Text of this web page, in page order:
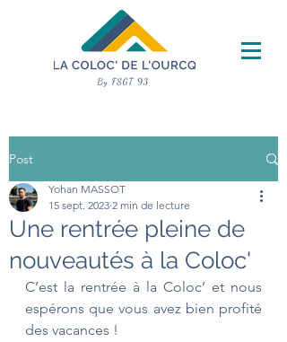
Post
Une rentrée pleine de
nouveautés à la Coloc'
Yohan MASSOT
15 sept. 2023 2 min de lecture
C’est la rentrée à la Coloc’ et nous
espérons que vous avez bien profité
des vacances !